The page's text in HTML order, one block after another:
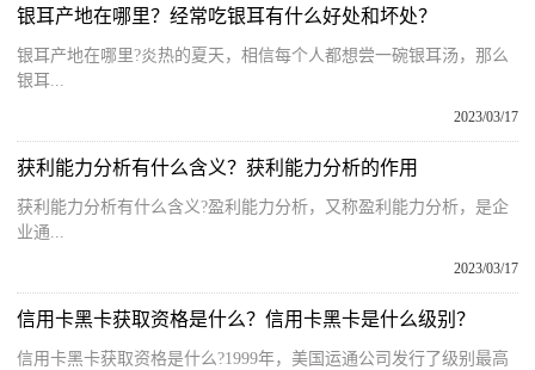
银耳产地在哪里？经常吃银耳有什么好处和坏处？
银耳产地在哪里?炎热的夏天，相信每个人都想尝一碗银耳汤，那么
银耳...
2023/03/17
获利能力分析有什么含义？获利能力分析的作用
获利能力分析有什么含义?盈利能力分析，又称盈利能力分析，是企
业通...
2023/03/17
信用卡黑卡获取资格是什么？信用卡黑卡是什么级别？
信用卡黑卡获取资格是什么?1999年，美国运通公司发行了级别最高